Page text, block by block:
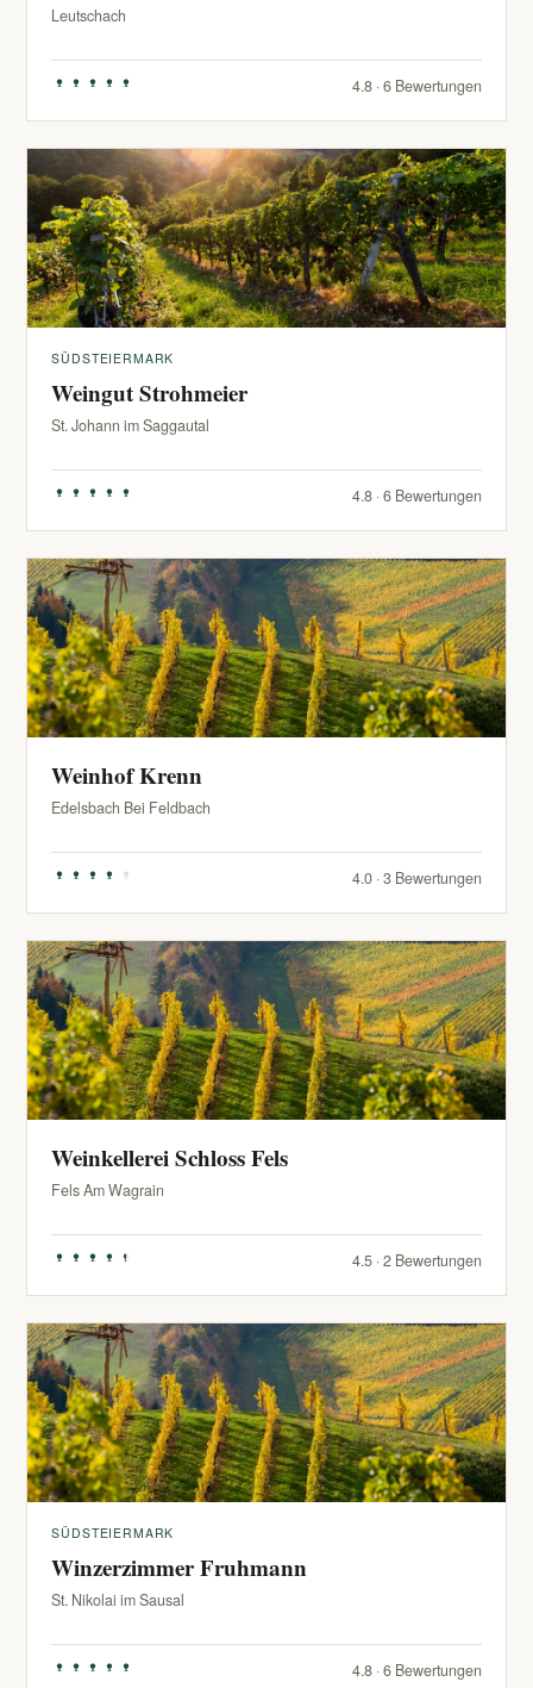
Leutschach
4.8 · 6 Bewertungen
SÜDSTEIERMARK
Weingut Strohmeier
St. Johann im Saggautal
4.8 · 6 Bewertungen
Weinhof Krenn
Edelsbach Bei Feldbach
4.0 · 3 Bewertungen
Weinkellerei Schloss Fels
Fels Am Wagrain
4.5 · 2 Bewertungen
SÜDSTEIERMARK
Winzerzimmer Fruhmann
St. Nikolai im Sausal
4.8 · 6 Bewertungen